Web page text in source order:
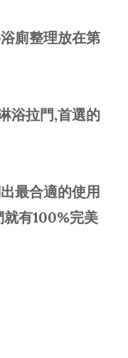
廁整理放在第
浴拉門,首選的
最合適的使用
就有100%完美